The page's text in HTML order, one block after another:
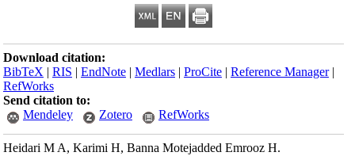
Download citation:
BibTeX |RIS |EndNote |Medlars |ProCite |Reference Manager
RefWorks
Send citation to:
Mendeley
Zotero RefWorks
Heidari M A, Karimi H, Banna Motejadded Emrooz H.